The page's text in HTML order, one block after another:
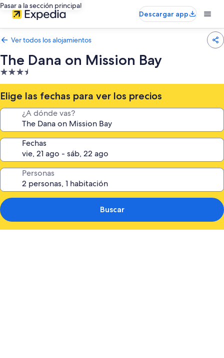
Pasar a la sección principal
Descargar app
Ver todos los alojamientos
The Dana on Mission Bay
Alojamiento
de
3.5 estrellas
Elige las fechas para ver los precios
¿A dónde vas?
Fechas
Personas
Buscar